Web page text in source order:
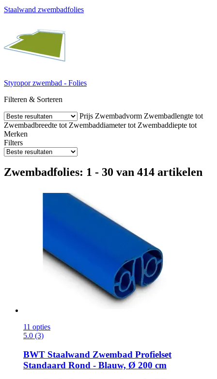
Staalwand zwembadfolies
Styropor zwembad - Folies
Filteren & Sorteren
Prijs Zwembadvorm Zwembadlengte tot
Zwembadbreedte tot Zwembaddiameter tot Zwembaddiepte tot
Merken
Filters
Zwembadfolies: 1 - 30 van 414 artikelen
11 opties
5.0 (3)
BWT Staalwand Zwembad Profielset
Standaard Rond -​ Blauw, Ø 200 cm